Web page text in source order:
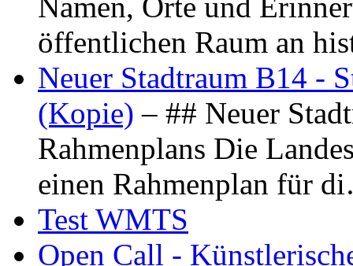
öffentlichen Raum an
Neuer Stadtraum B14 -
(Kopie) – ## Neuer
Rahmenplans Die
einen Rahmenplan für
Test WMTS
Open Call -